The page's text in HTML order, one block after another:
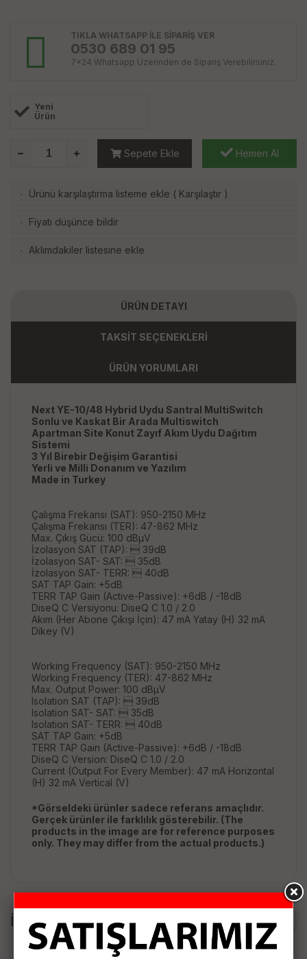
TIKLA WHATSAPP İLE SİPARİŞ VER
0530 689 01 95
7x24 Whatsapp Üzerinden de Sipariş Verebilirsiniz.
Yeni
Ürün
Sepete Ekle Hemen Al
· Ürünü karşılaştırma listeme ekle ( Karşılaştır )
· Fiyatı düşünce bildir
· Aklımdakiler listesine ekle
ÜRÜN DETAYI
TAKSİT SEÇENEKLERİ
ÜRÜN YORUMLARI
Next YE-10/48 Hybrid Uydu Santral MultiSwitch
Sonlu ve Kaskat Bir Arada Multiswitch
Apartman Site Konut Zayıf Akım Uydu Dağıtım
Sistemi
3 Yıl Birebir Değişim Garantisi
Yerli ve Milli Donanım ve Yazılım
Made in Turkey
​Çalışma Frekansı (SAT): 950-2150 MHz
Çalışma Frekansı (TER): 47-862 MHz
Max. Çıkış Gücü: 100 dBμV
İzolasyon SAT (TAP):  39dB
İzolasyon SAT- SAT:  35dB
İzolasyon SAT- TERR:  40dB
SAT TAP Gain: +5dB
TERR TAP Gain (Active-Passive): +6dB / -18dB
DiseQ C Versiyonu: DiseQ C 1.0 / 2.0
Akım (Her Abone Çıkışı İçin): 47 mA Yatay (H) 32 mA
Dikey (V)
Working Frequency (SAT): 950-2150 MHz
Working Frequency (TER): 47-862 MHz
Max. Output Power: 100 dBμV
Isolation SAT (TAP):  39dB
Isolation SAT- SAT:  35dB
Isolation SAT- TERR:  40dB
SAT TAP Gain: +5dB
TERR TAP Gain (Active-Passive): +6dB / -18dB
DiseQ C Version: DiseQ C 1.0 / 2.0
Current (Output For Every Member): 47 mA Horizontal
(H) 32 mA Vertical (V)
*Görseldeki ürünler sadece referans amaçlıdır.
Gerçek ürünler ile farklılık gösterebilir. (The
products in the image are for reference purposes
only. They may differ from the actual products.)
İLGİLİ ÜRÜNLER